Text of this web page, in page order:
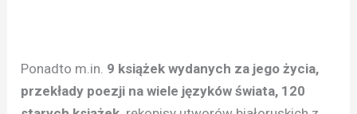
Ponadto m.in. 9 książek wydanych za jego życia,
przekłady poezji na wiele języków świata, 120